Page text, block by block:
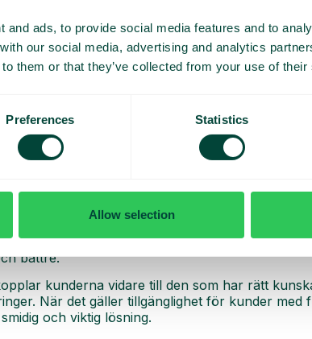
and ads, to provide social media features and to
our social media, advertising and analytics
them or that they’ve collected from your use of
Preferences Statistics
Allow selection
kan talsvar också hjälpa dig att uppfattas som
på allvar genom att vara pålitligt och tillgängligt.
ringa när det passar dem
kan skötas av systemet, vare sig det är
Insights använder
88 % av amerikanska kunder
bästa möjliga service
som klarar sig med automatiserad hjälp, det
riktig person. Systemet ger personalen tid att
bättre.
kunderna vidare till den som har rätt
När det gäller tillgänglighet för kunder med
och viktig lösning.